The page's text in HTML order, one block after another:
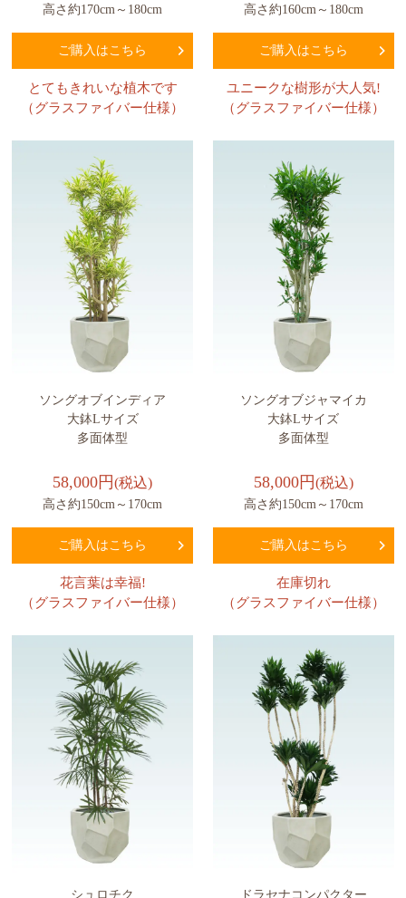
高さ約170cm～180cm
ご購入はこちら
とてもきれいな植木です
（グラスファイバー仕様）
高さ約160cm～180cm
ご購入はこちら
ユニークな樹形が大人気!
（グラスファイバー仕様）
ソングオブインディア
大鉢Lサイズ
多面体型
58,000円(税込)
高さ約150cm～170cm
ご購入はこちら
花言葉は幸福!
（グラスファイバー仕様）
ソングオブジャマイカ
大鉢Lサイズ
多面体型
58,000円(税込)
高さ約150cm～170cm
ご購入はこちら
在庫切れ
（グラスファイバー仕様）
シュロチク ドラセナコンパクター